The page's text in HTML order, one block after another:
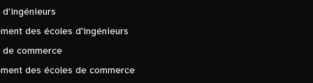
d'ingénieurs
des écoles d'ingénieurs
de commerce
des écoles de commerce